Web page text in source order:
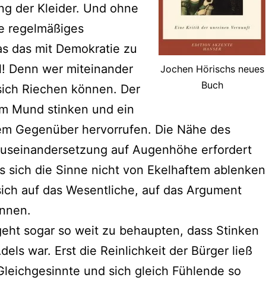
Jochen Hörischs neues
Buch
der Kleider. Und ohne
regelmäßiges
das mit Demokratie zu
Denn wer miteinander
Riechen können. Der
Mund stinken und ein
Gegenüber hervorrufen. Die Nähe des
auf Augenhöhe erfordert
sich die Sinne nicht von Ekelhaftem ablenken
auf das Wesentliche, auf das Argument
sogar so weit zu behaupten, dass Stinken
war. Erst die Reinlichkeit der Bürger ließ
und sich gleich Fühlende so